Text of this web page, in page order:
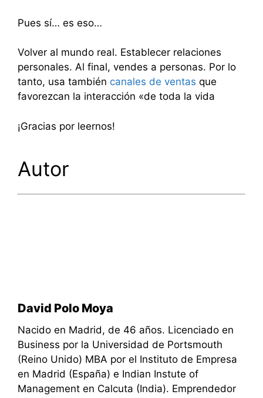
Pues sí… es eso…
Volver al mundo real. Establecer relaciones
personales. Al final, vendes a personas. Por lo
tanto, usa también canales de ventas que
favorezcan la interacción «de toda la vida
¡Gracias por leernos!
Autor
David Polo Moya
Nacido en Madrid, de 46 años. Licenciado en
Business por la Universidad de Portsmouth
(Reino Unido) MBA por el Instituto de Empresa
en Madrid (España) e Indian Instute of
Management en Calcuta (India). Emprendedor